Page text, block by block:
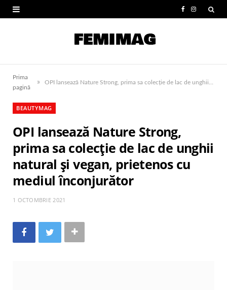
e
b
I
t
a
m
Prima
pagină
»
BEAUTYMAG
OPI lansează Nature Strong,
prima sa colecție de lac de unghii
natural și vegan, prietenos cu
mediul înconjurător
1 OCTOMBRIE 2021